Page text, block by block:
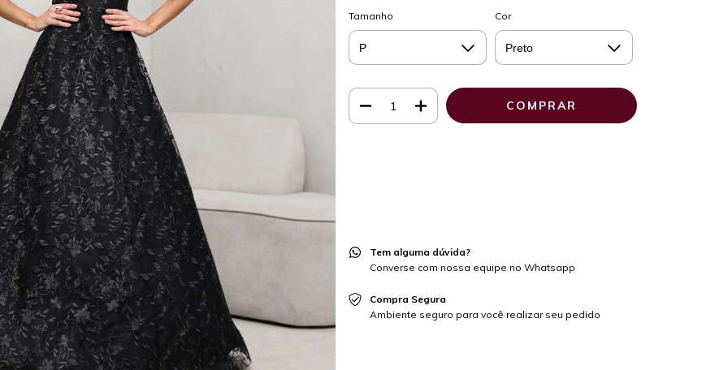
Tamanho Cor
Tem alguma dúvida?
Converse com nossa equipe no Whatsapp
Compra Segura
Ambiente seguro para você realizar seu pedido